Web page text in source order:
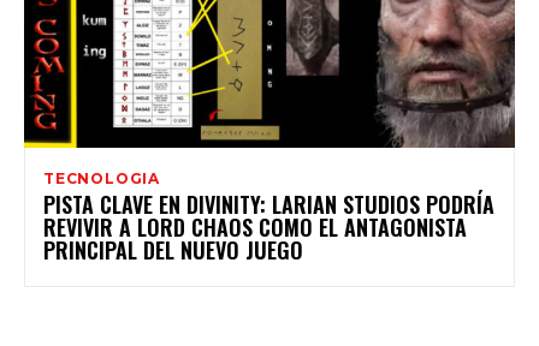
TECNOLOGIA
PISTA CLAVE EN DIVINITY: LARIAN STUDIOS PODRÍA
REVIVIR A LORD CHAOS COMO EL ANTAGONISTA
PRINCIPAL DEL NUEVO JUEGO